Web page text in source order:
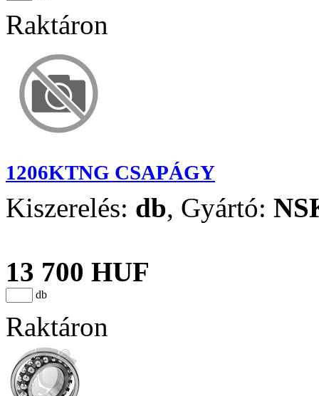
Raktáron
1206KTNG CSAPÁGY
Kiszerelés: db, Gyártó:
13 700 HUF
db
Raktáron